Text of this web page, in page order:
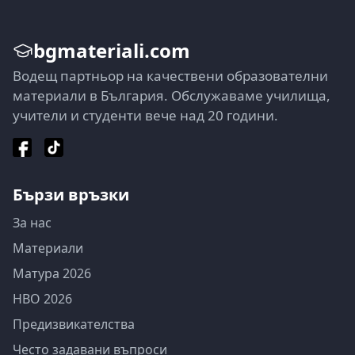
bgmateriali.com
Водещ партньор на качествени образователни
материали в България. Обслужаваме училища,
учители и студенти вече над 20 години.
Бързи връзки
За нас
Материали
Матура 2026
НВО 2026
Предизвикателства
Често задавани въпроси